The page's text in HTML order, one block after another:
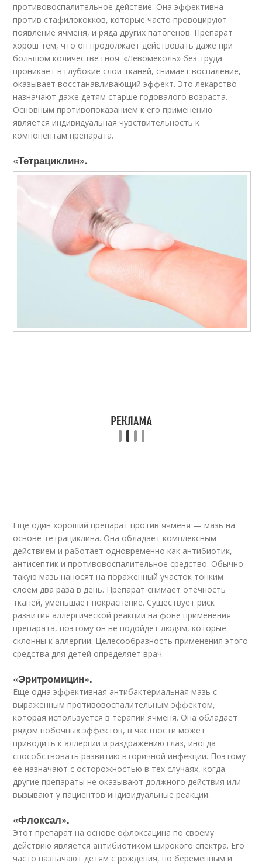
противовоспалительное действие. Она эффективна
против стафилококков, которые часто провоцируют
появление ячменя, и ряда других патогенов. Препарат
хорош тем, что он продолжает действовать даже при
большом количестве гноя. «Левомеколь» без труда
проникает в глубокие слои тканей, снимает воспаление,
оказывает восстанавливающий эффект. Это лекарство
назначают даже детям старше годовалого возраста.
Основным противопоказанием к его применению
является индивидуальная чувствительность к
компонентам препарата.
«Тетрациклин».
Еще один хороший препарат против ячменя — мазь на
основе тетрациклина. Она обладает комплексным
действием и работает одновременно как антибиотик,
антисептик и противовоспалительное средство. Обычно
такую мазь наносят на пораженный участок тонким
слоем два раза в день. Препарат снимает отечность
тканей, уменьшает покраснение. Существует риск
развития аллергической реакции на фоне применения
препарата, поэтому он не подойдет людям, которые
склонны к аллергии. Целесообразность применения этого
средства для детей определяет врач.
«Эритромицин».
Еще одна эффективная антибактериальная мазь с
выраженным противовоспалительным эффектом,
которая используется в терапии ячменя. Она обладает
рядом побочных эффектов, в частности может
приводить к аллергии и раздражению глаз, иногда
способствовать развитию вторичной инфекции. Поэтому
ее назначают с осторожностью в тех случаях, когда
другие препараты не оказывают должного действия или
вызывают у пациентов индивидуальные реакции.
«Флоксал».
Этот препарат на основе офлоксацина по своему
действию является антибиотиком широкого спектра. Его
часто назначают детям с рождения, но беременным и